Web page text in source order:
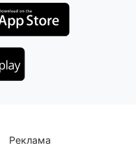
Реклама